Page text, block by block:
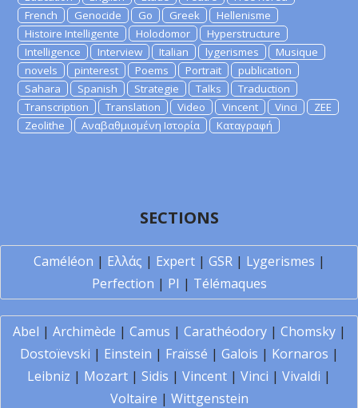
French
Genocide Go Greek
Hellenisme
Histoire Intelligente
Holodomor
Hyperstructure
Intelligence
Interview Italian lygerismes
Musique
novels
pinterest Poems Portrait
publication
Sahara
Spanish Strategie Talks
Traduction
Transcription
Translation Video Vincent Vinci
ZEE
Zeolithe
Αναβαθμισμένη Ιστορία Καταγραφή
SECTIONS
Caméléon | Ελλάς | Expert| GSR| Lygerismes |
Perfection | PI | Télémaques
Abel | Archimède | Camus | Carathéodory| Chomsky|
Dostoïevski | Einstein | Fraïssé | Galois | Kornaros |
Leibniz | Mozart | Sidis | Vincent | Vinci | Vivaldi |
Voltaire | Wittgenstein